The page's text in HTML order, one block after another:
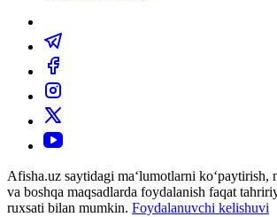
Afisha.uz saytidagi ma‘lumotlarni ko‘paytirish,
va boshqa maqsadlarda foydalanish faqat
ruxsati bilan mumkin. Foydalanuvchi kelishuvi